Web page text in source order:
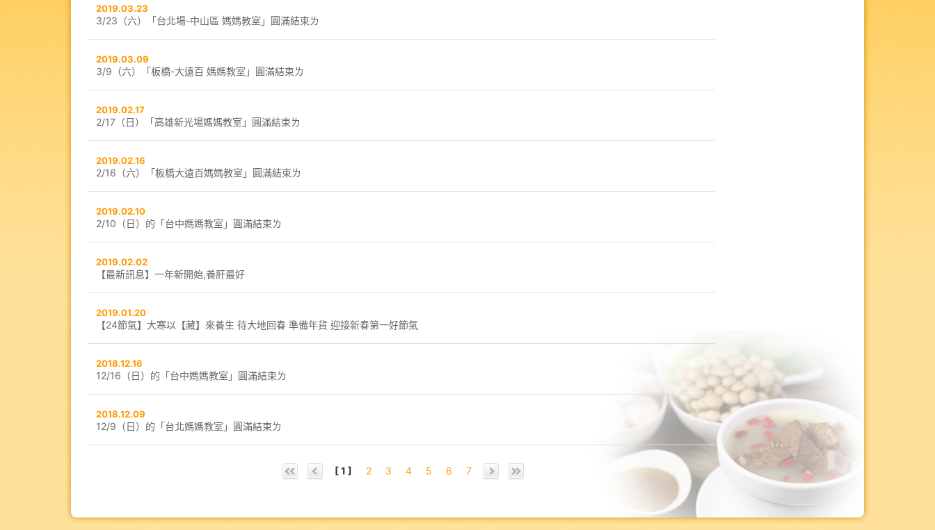
2019.03.23
3/23（六）「台北場-中山區 媽媽教室」圓滿結束ㄌ
2019.03.09
3/9（六）「板橋-大遠百 媽媽教室」圓滿結束ㄌ
2019.02.17
2/17（日）「高雄新光場媽媽教室」圓滿結束ㄌ
2019.02.16
2/16（六）「板橋大遠百媽媽教室」圓滿結束ㄌ
2019.02.10
2/10（日）的「台中媽媽教室」圓滿結束ㄌ
2019.02.02
【最新訊息】一年新開始,養肝最好
2019.01.20
【24節氣】大寒以【藏】來養生 待大地回春 準備年貨 迎接新春第一好節氣
2018.12.16
12/16（日）的「台中媽媽教室」圓滿結束ㄌ
2018.12.09
12/9（日）的「台北媽媽教室」圓滿結束ㄌ
[ 1 ] 2 3 4 5 6 7